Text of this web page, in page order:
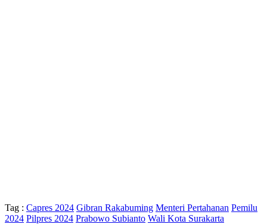
Tag : Capres 2024 Gibran Rakabuming Menteri Pertahanan Pemilu
2024 Pilpres 2024 Prabowo Subianto Wali Kota Surakarta